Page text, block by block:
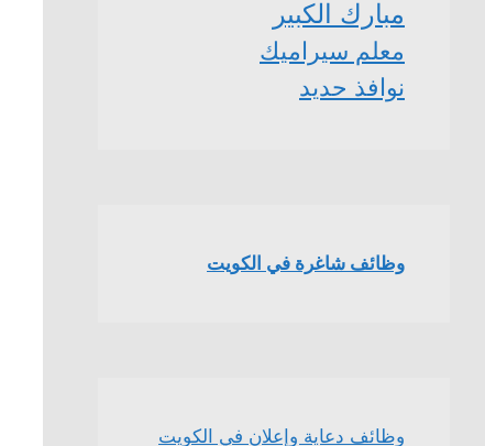
مبارك الكبير
معلم سيراميك
نوافذ حديد
وظائف شاغرة في الكويت
وظائف دعاية وإعلان في الكويت